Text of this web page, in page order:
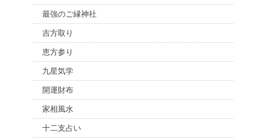
最強のご縁神社
吉方取り
恵方参り
九星気学
開運財布
家相風水
十二支占い